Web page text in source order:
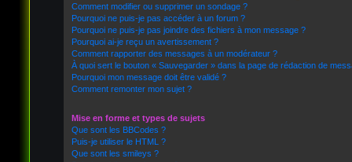
Comment modifier ou supprimer un sondage ?
Pourquoi ne puis-je pas accéder à un forum ?
Pourquoi ne puis-je pas joindre des fichiers à mon message ?
Pourquoi ai-je reçu un avertissement ?
Comment rapporter des messages à un modérateur ?
À quoi sert le bouton « Sauvegarder » dans la page de rédaction de
Pourquoi mon message doit être validé ?
Comment remonter mon sujet ?
Mise en forme et types de sujets
Que sont les BBCodes ?
Puis-je utiliser le HTML ?
Que sont les smileys ?